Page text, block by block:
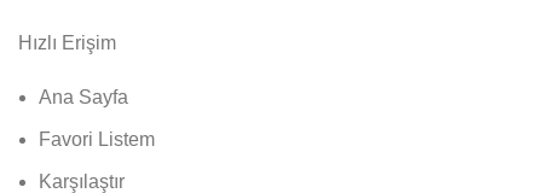
Hızlı Erişim
Ana Sayfa
Favori Listem
Karşılaştır